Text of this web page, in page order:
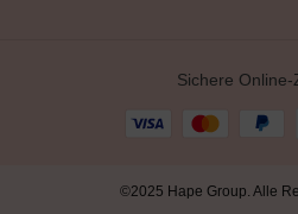
Sichere Online-
©2025 Hape Group. Alle